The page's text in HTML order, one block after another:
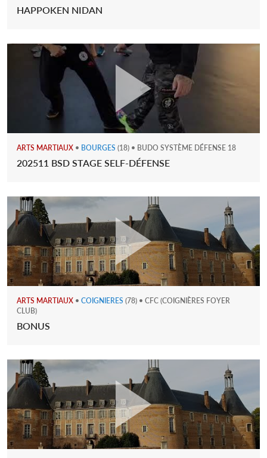
HAPPOKEN NIDAN
ARTS MARTIAUX • BOURGES (18) • BUDO SYSTÈME DÉFENSE 18
202511 BSD STAGE SELF-DÉFENSE
ARTS MARTIAUX • COIGNIERES (78) • CFC (COIGNIÈRES FOYER
CLUB)
BONUS